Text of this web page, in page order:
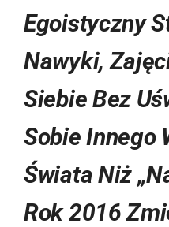
Egoistyczny
Nawyki,
Siebie Bez
Sobie Innego
Świata Niż
Rok 2016